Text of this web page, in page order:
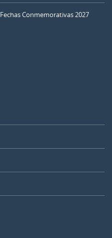
Fechas Conmemorativas 2027